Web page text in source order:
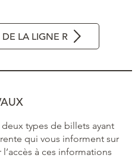
LA LIGNE R
types de billets ayant
qui vous informent sur
à ces informations